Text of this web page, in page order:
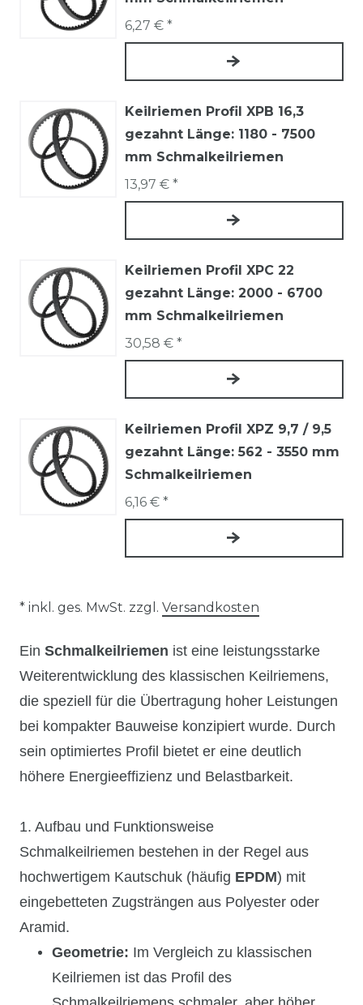
6,27 € *
Keilriemen Profil XPB 16,3
gezahnt Länge: 1180 - 7500
mm Schmalkeilriemen
13,97 € *
Keilriemen Profil XPC 22
gezahnt Länge: 2000 - 6700
mm Schmalkeilriemen
30,58 € *
Keilriemen Profil XPZ 9,7 / 9,5
gezahnt Länge: 562 - 3550 mm
Schmalkeilriemen
6,16 € *
* inkl. ges. MwSt. zzgl. Versandkosten
Ein Schmalkeilriemen ist eine leistungsstarke
Weiterentwicklung des klassischen Keilriemens,
die speziell für die Übertragung hoher Leistungen
bei kompakter Bauweise konzipiert wurde. Durch
sein optimiertes Profil bietet er eine deutlich
höhere Energieeffizienz und Belastbarkeit.
1. Aufbau und Funktionsweise
Schmalkeilriemen bestehen in der Regel aus
hochwertigem Kautschuk (häufig EPDM) mit
eingebetteten Zugsträngen aus Polyester oder
Aramid.
Geometrie: Im Vergleich zu klassischen
Keilriemen ist das Profil des